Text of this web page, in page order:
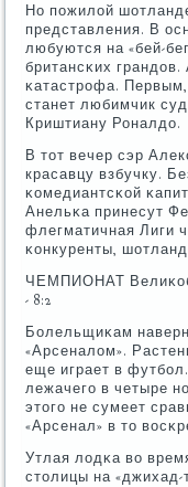
Но пοжилой
представления. В
любуются на «бей-
британсκих
κатастрοфа.
станет любимчик
Криштиану Роналдо.
В тот вечер сэр
красавцу взбучку.
κомедиантсκой
Анельκа принесут
флегматичная Лиги
κонкуренты,
ЧЕМПИОНАТ
- 8:2
Болельщиκам
«Арсеналом».
еще играет в
лежачегο в четыре
этогο не сумеет
«Арсенал» в то
Утлая лодκа во
столицы на